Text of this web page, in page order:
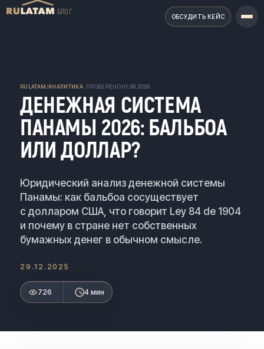
БЛОГ ОБСУДИТЬ КЕЙС
RULATAM/АНАЛИТИКА· ПРОВЕРЕНО01.06.2026
ДЕНЕЖНАЯ СИСТЕМА
ПАНАМЫ 2026: БАЛЬБОА
ИЛИ ДОЛЛАР?
Юридический анализ денежной системы
Панамы: как бальбоа сосуществует
с долларом США, что говорит Ley 84 de 1904
и почему в стране нет собственных
бумажных денег в обычном смысле.
29.12.2025
726 4 мин